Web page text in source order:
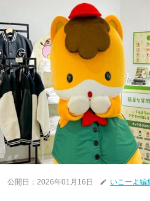
公開日： 2026年01月16日 いこーよ編